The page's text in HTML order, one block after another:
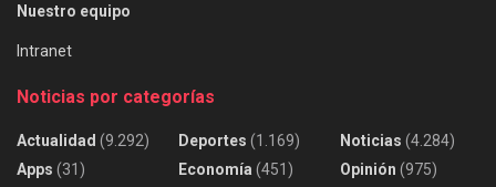
Nuestro equipo
Intranet
Noticias por categorías
Actualidad (9.292)
Apps (31)
Deportes (1.169)
Economía (451)
Noticias (4.284)
Opinión (975)